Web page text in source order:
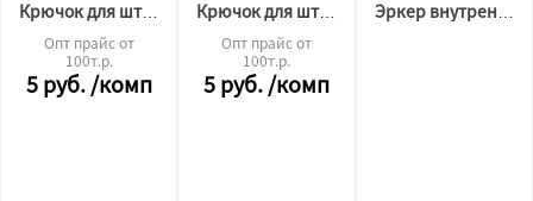
Крючок для штор "улитка" черный 100шт
Опт прайс от
100т.р.
5 руб. /комп
Крючок для штор "улитка" белый 100шт
Опт прайс от
100т.р.
5руб./комп